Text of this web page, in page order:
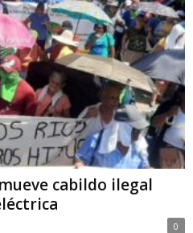
cabildo ilegal
0